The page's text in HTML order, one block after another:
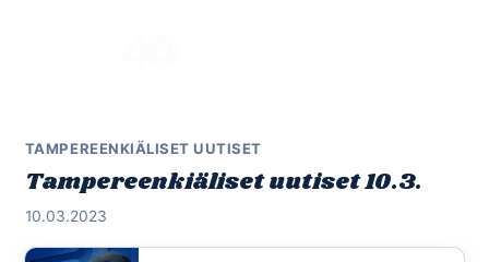
TAMPEREENKIÄLISET UUTISET
Tampereenkiäliset uutiset 10.3.
10.03.2023